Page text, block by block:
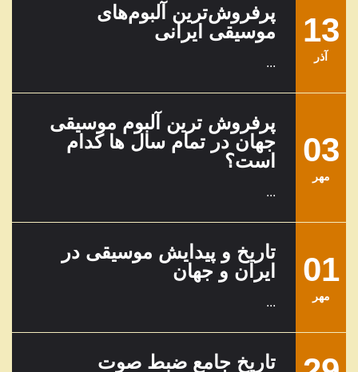
13
آذر
پرفروش‌ترین آلبوم‌های
موسیقی ایرانی
...
03
مهر
پرفروش ترین آلبوم موسیقی
جهان در تمام سال ها کدام
است؟
...
01
مهر
تاریخ و پیدایش موسیقی در
ایران و جهان
...
تاریخ جامع ضبط صوت